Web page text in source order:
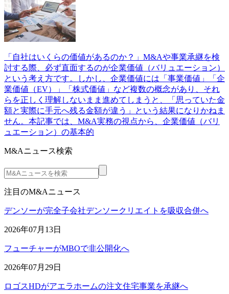
「自社はいくらの価値があるのか？」M&Aや事業承継を検
討する際、必ず直面するのが企業価値（バリュエーション）
という考え方です。しかし、企業価値には「事業価値」「企
業価値（EV）」「株式価値」など複数の概念があり、それ
らを正しく理解しないまま進めてしまうと、「思っていた金
額と実際に手元へ残る金額が違う」という結果になりかねま
せん。本記事では、M&A実務の視点から、企業価値（バリ
ュエーション）の基本的
M&Aニュース検索
注目のM&Aニュース
デンソーが完全子会社デンソークリエイトを吸収合併へ
2026年07月13日
フューチャーがMBOで非公開化へ
2026年07月29日
ロゴスHDがアエラホームの注文住宅事業を承継へ